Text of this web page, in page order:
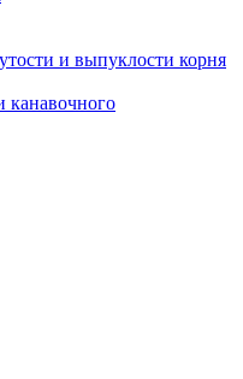
и выпуклости корня
канавочного